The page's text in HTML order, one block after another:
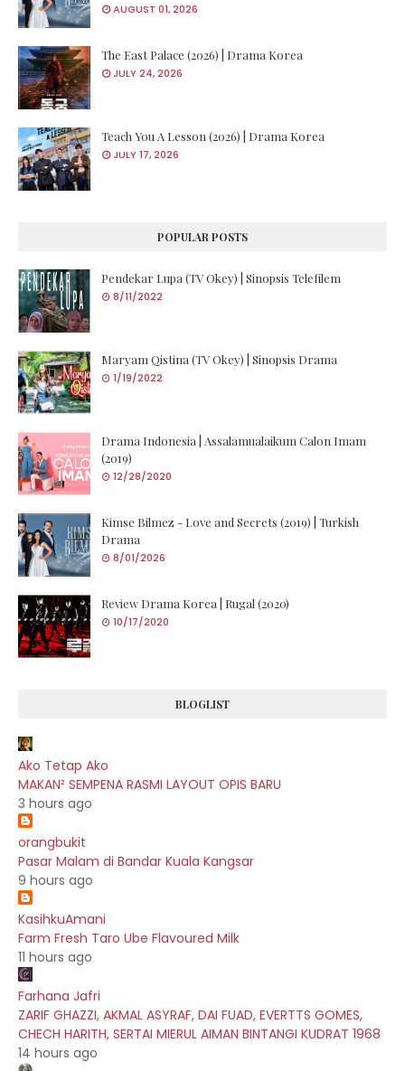
AUGUST 01, 2026
The East Palace (2026) | Drama Korea
JULY 24, 2026
Teach You A Lesson (2026) | Drama Korea
JULY 17, 2026
POPULAR POSTS
Pendekar Lupa (TV Okey) | Sinopsis Telefilem
8/11/2022
Maryam Qistina (TV Okey) | Sinopsis Drama
1/19/2022
Drama Indonesia | Assalamualaikum Calon Imam
(2019)
12/28/2020
Kimse Bilmez - Love and Secrets (2019) | Turkish
Drama
8/01/2026
Review Drama Korea | Rugal (2020)
10/17/2020
BLOGLIST
Ako Tetap Ako
MAKAN² SEMPENA RASMI LAYOUT OPIS BARU
3 hours ago
orangbukit
Pasar Malam di Bandar Kuala Kangsar
9 hours ago
KasihkuAmani
Farm Fresh Taro Ube Flavoured Milk
11 hours ago
Farhana Jafri
ZARIF GHAZZI, AKMAL ASYRAF, DAI FUAD, EVERTTS GOMES,
CHECH HARITH, SERTAI MIERUL AIMAN BINTANGI KUDRAT 1968
14 hours ago